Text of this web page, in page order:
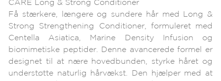
CARE Long & Strong Conditioner
Få stærkere, længere og sundere hår med Long &
Strong Strengthening Conditioner, formuleret med
Centella Asiatica, Marine Density Infusion og
biomimetiske peptider. Denne avancerede formel er
designet til at nære hovedbunden, styrke håret og
understøtte naturlig hårvækst. Den hjælper med at